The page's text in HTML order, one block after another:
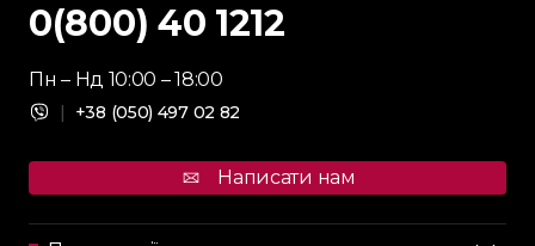
0(800) 40 1212
Пн – Нд 10:00 – 18:00
| +38 (050) 497 02 82
Написати нам